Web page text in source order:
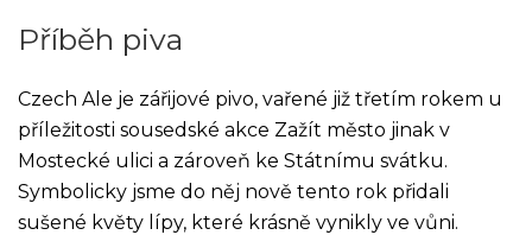
Příběh piva
Czech Ale je zářijové pivo, vařené již třetím rokem u
příležitosti sousedské akce Zažít město jinak v
Mostecké ulici a zároveň ke Státnímu svátku.
Symbolicky jsme do něj nově tento rok přidali
sušené květy lípy, které krásně vynikly ve vůni.